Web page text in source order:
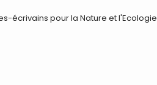
écrivains pour la Nature et l'Ecologie